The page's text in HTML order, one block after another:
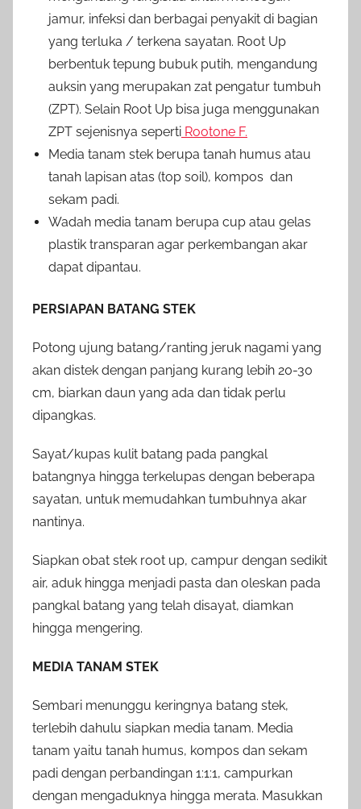
jamur, infeksi dan berbagai penyakit di bagian
yang terluka / terkena sayatan. Root Up
berbentuk tepung bubuk putih, mengandung
auksin yang merupakan zat pengatur tumbuh
(ZPT). Selain Root Up bisa juga menggunakan
ZPT sejenisnya seperti Rootone F.
Media tanam stek berupa tanah humus atau
tanah lapisan atas (top soil), kompos dan
sekam padi.
Wadah media tanam berupa cup atau gelas
plastik transparan agar perkembangan akar
dapat dipantau.
PERSIAPAN BATANG STEK
Potong ujung batang/ranting jeruk nagami yang
akan distek dengan panjang kurang lebih 20-30
cm, biarkan daun yang ada dan tidak perlu
dipangkas.
Sayat/kupas kulit batang pada pangkal
batangnya hingga terkelupas dengan beberapa
sayatan, untuk memudahkan tumbuhnya akar
nantinya.
Siapkan obat stek root up, campur dengan sedikit
air, aduk hingga menjadi pasta dan oleskan pada
pangkal batang yang telah disayat, diamkan
hingga mengering.
MEDIA TANAM STEK
Sembari menunggu keringnya batang stek,
terlebih dahulu siapkan media tanam. Media
tanam yaitu tanah humus, kompos dan sekam
padi dengan perbandingan 1:1:1, campurkan
dengan mengaduknya hingga merata. Masukkan